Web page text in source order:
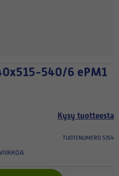
Kysy tuotteesta
TUOTENUMERO 5354